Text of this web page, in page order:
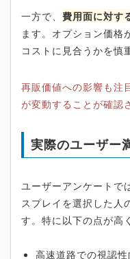
一方で、 費用面に対す
ます。オプション価格
コストに見合うかを慎
再販価値への影響も注
が変動することが確認
実際のユーザー
ユーザーアンケートで
スプレイを選択した人
す。特に以下の点が高
高速道路での視認性